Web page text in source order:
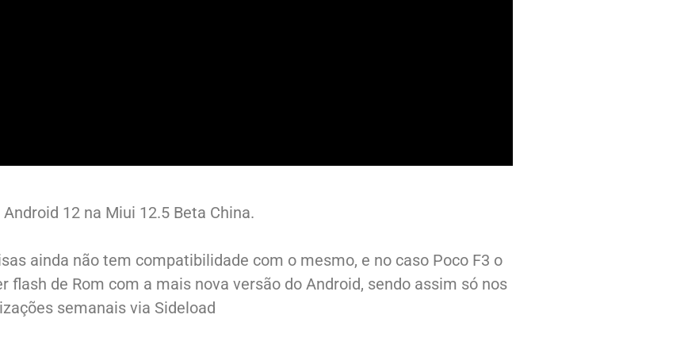
12 na Miui 12.5 Beta China.
ainda não tem compatibilidade com o mesmo, e no caso Poco F3 o
de Rom com a mais nova versão do Android, sendo assim só nos
semanais via Sideload